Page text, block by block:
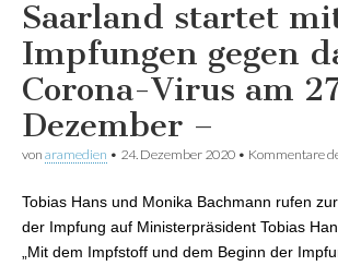
Saarland startet
Impfungen gegen
Corona-Virus am
Dezember –
von aramedien • 24. Dezember 2020 • Kommentare
Tobias Hans und Monika Bachmann rufen
der Impfung auf Ministerpräsident Tobias
„Mit dem Impfstoff und dem Beginn der